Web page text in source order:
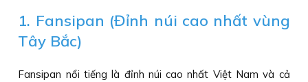
1. Fansipan (Đỉnh núi cao nhất vùng
Tây Bắc)
Fansipan nổi tiếng là đỉnh núi cao nhất Việt Nam và cả